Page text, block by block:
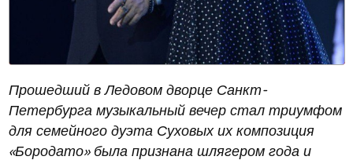
Прошедший в Ледовом дворце Санкт-
Петербурга музыкальный вечер стал триумфом
для семейного дуэта Суховых их композиция
«Бородато» была признана шлягером года и